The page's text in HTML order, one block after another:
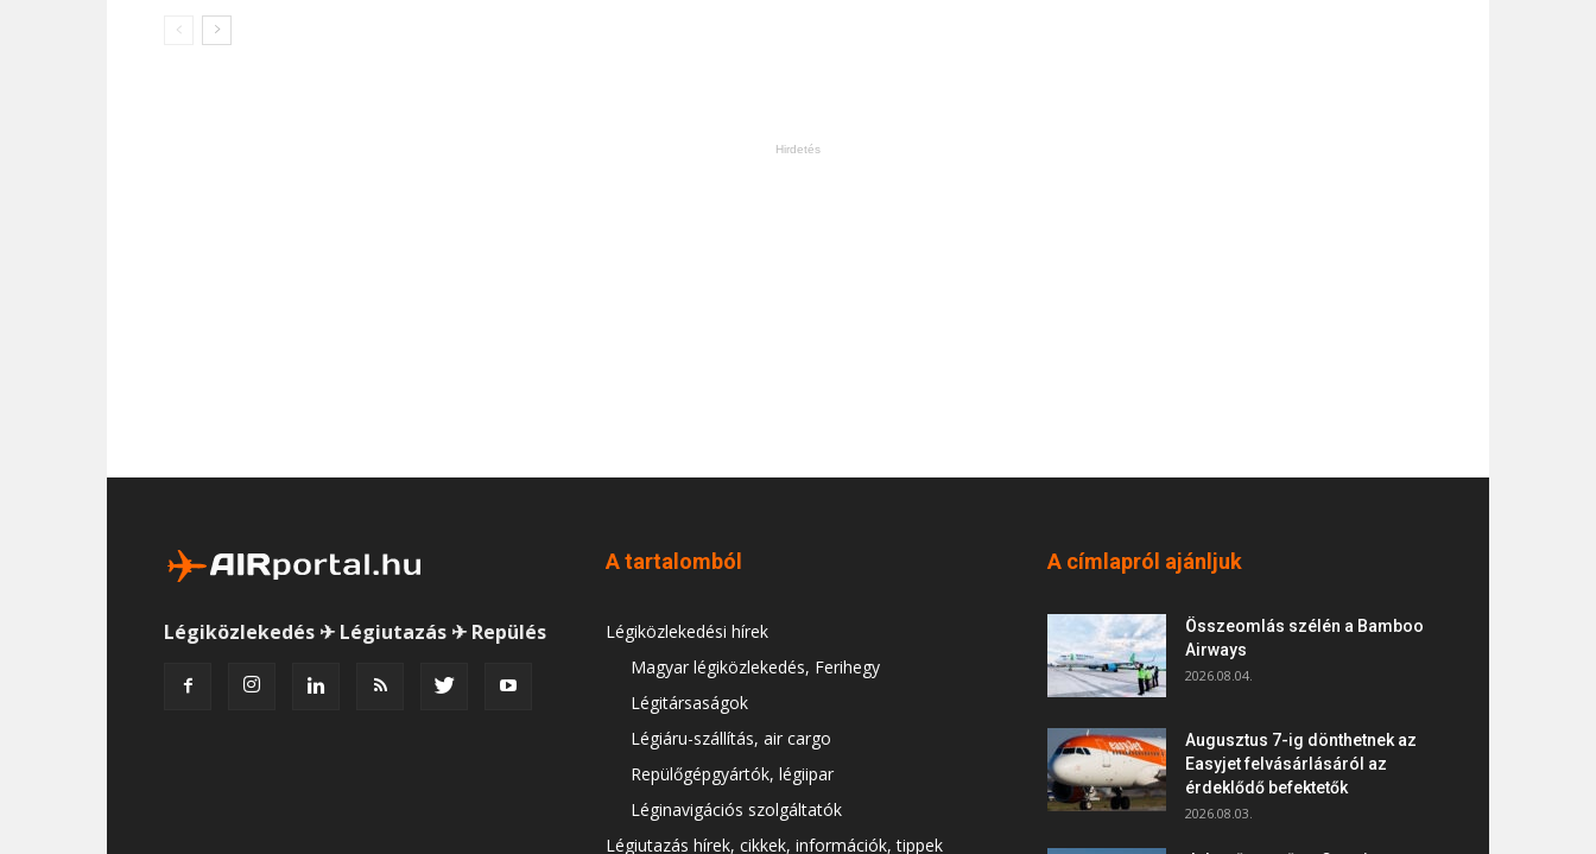
Hirdetés
Légiközlekedés ✈ Légiutazás ✈ Repülés
A tartalomból
Légiközlekedési hírek
Magyar légiközlekedés, Ferihegy
Légitársaságok
Légiáru-szállítás, air cargo
Repülőgépgyártók, légiipar
Léginavigációs szolgáltatók
Légiutazás hírek, cikkek, információk, tippek
A címlapról ajánljuk
Összeomlás szélén a Bamboo
Airways
2026.08.04.
Augusztus 7-ig dönthetnek az
Easyjet felvásárlásáról az
érdeklődő befektetők
2026.08.03.